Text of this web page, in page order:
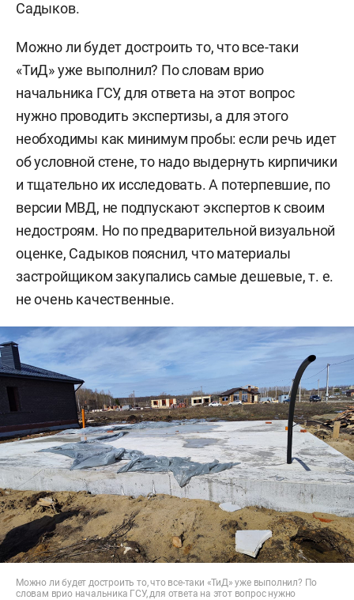
Садыков.
Можно ли будет достроить то, что все-таки
«ТиД» уже выполнил? По словам врио
начальника ГСУ, для ответа на этот вопрос
нужно проводить экспертизы, а для этого
необходимы как минимум пробы: если речь идет
об условной стене, то надо выдернуть кирпичики
и тщательно их исследовать. А потерпевшие, по
версии МВД, не подпускают экспертов к своим
недостроям. Но по предварительной визуальной
оценке, Садыков пояснил, что материалы
застройщиком закупались самые дешевые, т. е.
не очень качественные.
Можно ли будет достроить то, что все-таки «ТиД» уже выполнил? По
словам врио начальника ГСУ, для ответа на этот вопрос нужно